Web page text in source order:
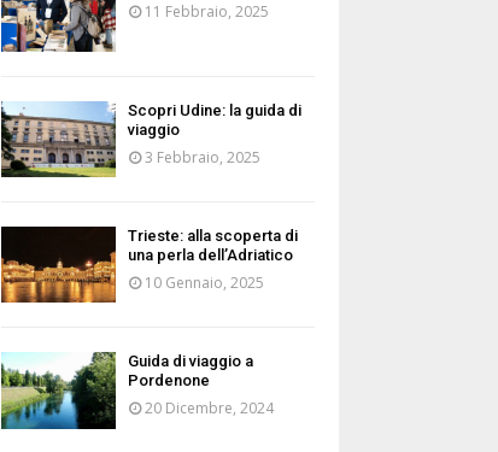
11 Febbraio, 2025
Scopri Udine: la guida di
viaggio
3 Febbraio, 2025
Trieste: alla scoperta di
una perla dell’Adriatico
10 Gennaio, 2025
Guida di viaggio a
Pordenone
20 Dicembre, 2024